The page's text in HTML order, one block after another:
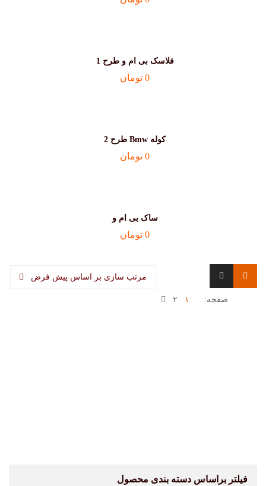
فیلتر براساس دسته بندی محصول
فلاسک بی ام و طرح 1
0 تومان
کوله Bmw طرح 2
0 تومان
ساک بی ام و
0 تومان
مرتب سازی بر اساس پیش فرض
صفحه: ۱ ۲